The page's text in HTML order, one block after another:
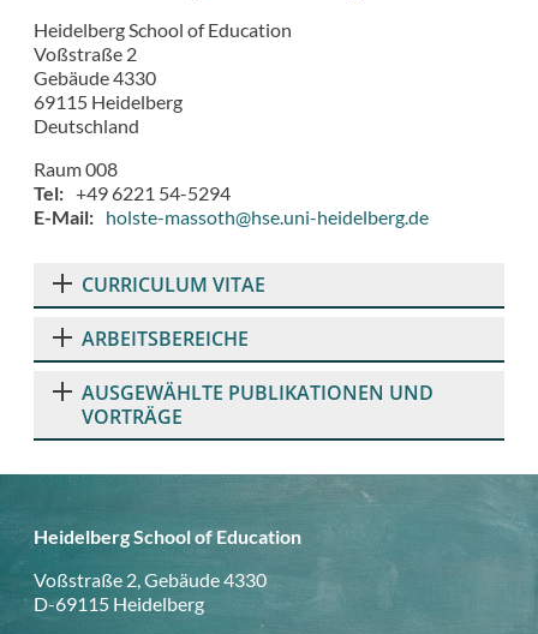
Heidelberg School of Education
Voßstraße 2
Gebäude 4330
69115 Heidelberg
Deutschland
Raum 008
Tel
+49 6221 54-5294
E-Mail
holste-massoth@hse.uni-heidelberg.de
CURRICULUM VITAE
ARBEITSBEREICHE
AUSGEWÄHLTE PUBLIKATIONEN UND
VORTRÄGE
Heidelberg School of Education
Voßstraße 2, Gebäude 4330
D-69115 Heidelberg